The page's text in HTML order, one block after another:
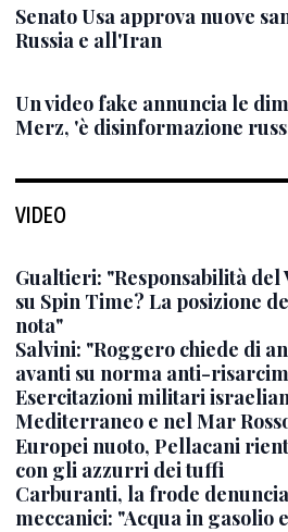
Senato Usa approva nuove
Russia e all'Iran
Un video fake annuncia le
Merz, 'è disinformazione
VIDEO
Gualtieri: "Responsabilità del
su Spin Time? La posizione
nota"
Salvini: "Roggero chiede di
avanti su norma anti-
Esercitazioni militari
Mediterraneo e nel Mar
Europei nuoto, Pellacani
con gli azzurri dei tuffi
Carburanti, la frode
meccanici: "Acqua in gasolio